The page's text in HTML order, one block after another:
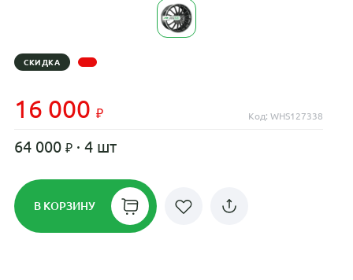
СКИДКА
16 000 Код: WHS127338
64 000 · 4 шт
В КОРЗИНУ